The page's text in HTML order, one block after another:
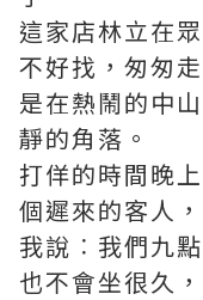
這家店林立在
不好找，匆匆
是在熱鬧的中
靜的角落。
打佯的時間晚
個遲來的客人
我說︰我們九
也不會坐很久